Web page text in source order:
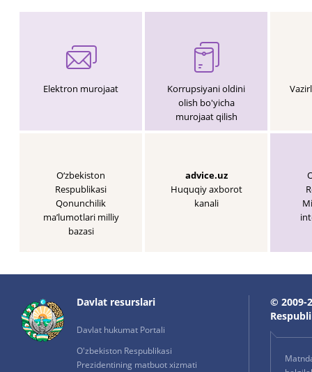
Elektron murojaat
Korrupsiyani oldini
olish bo'yicha
murojaat qilish
O‘zbekiston
Respublikasi
Qonunchilik
maʼlumotlari milliy
bazasi
advice.uz
Huquqiy axborot
kanali
Davlat resurslari
Davlat hukumat Portali
O'zbekiston Respublikasi
Prezidentining matbuot xizmati
© 2009-